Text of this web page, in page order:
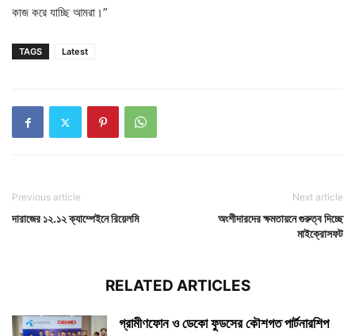
কাজ করে যাচ্ছি আমরা।”
TAGS Latest
Previous article
দারাজের ১২.১২ ক্যাম্পেইনে রিয়েলমি
Next article
অংশীদারদের ক্ষমতায়নে গুরুত্ব দিচ্ছে
মাইক্রোসফট
RELATED ARTICLES
গ্রামীণফোন ও ডেকো ফুডসের কৌশগত পার্টনারশিপ